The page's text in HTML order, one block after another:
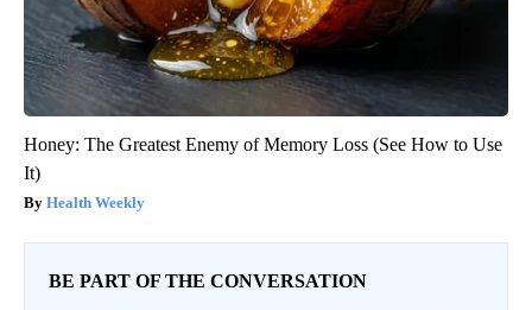
Honey: The Greatest Enemy of Memory Loss (See How to Use
It)
Health Weekly
BE PART OF THE CONVERSATION